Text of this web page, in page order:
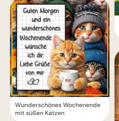
Wunderschönes Wochenende
mit süßen Katzen